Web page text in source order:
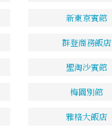
新東京賓館
群登商務飯店
聖淘沙賓館
梅園別館
雅格大飯店